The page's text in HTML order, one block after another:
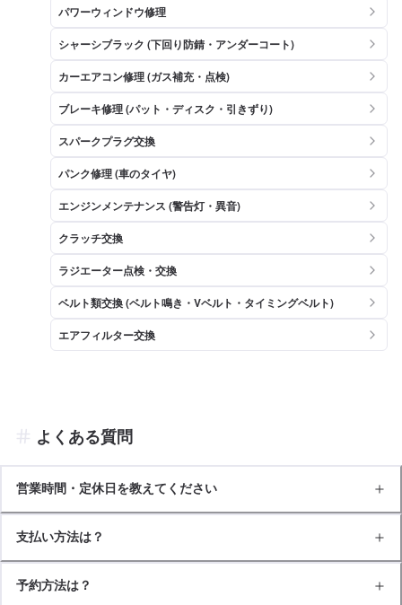
パワーウィンドウ修理
シャーシブラック (下回り防錆・アンダーコート)
カーエアコン修理 (ガス補充・点検)
ブレーキ修理 (パット・ディスク・引きずり)
スパークプラグ交換
パンク修理 (車のタイヤ)
エンジンメンテナンス (警告灯・異音)
クラッチ交換
ラジエーター点検・交換
ベルト類交換 (ベルト鳴き・Vベルト・タイミングベルト)
エアフィルター交換
よくある質問
営業時間・定休日を教えてください
支払い方法は？
予約方法は？